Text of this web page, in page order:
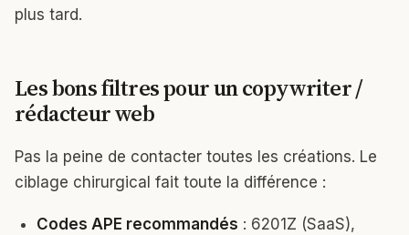
plus tard.
Les bons filtres pour un copywriter /
rédacteur web
Pas la peine de contacter toutes les créations. Le
ciblage chirurgical fait toute la différence :
Codes APE recommandés : 6201Z (SaaS),